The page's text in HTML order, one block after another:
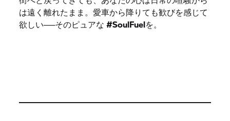
は遠く離れたまま。愛車から降りても歓びを感じて
欲しい──そのピュアな #SoulFuelを。